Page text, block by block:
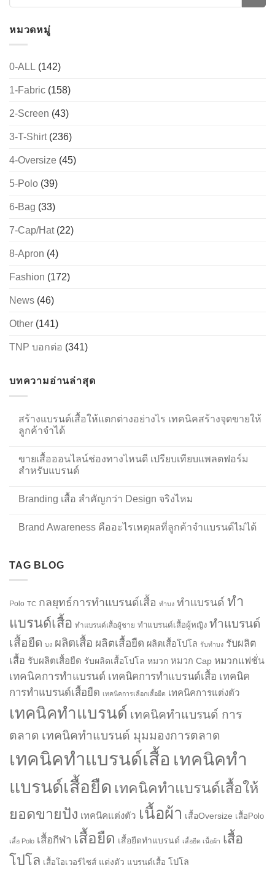
หมวดหมู่
0-ALL (142)
1-Fabric (158)
2-Screen (43)
3-T-Shirt(236)
4-Oversize (45)
5-Polo (39)
6-Bag (33)
7-Cap/Hat(22)
8-Apron (4)
Fashion (172)
News (46)
Other (141)
TNP บอกต่อ (341)
บทความอ่านล่าสุด
สร้างแบรนด์เสื้อให้แตกต่างอย่างไร เทคนิคสร้างจุดขายให้
ลูกค้าจำได้
ขายเสื้อออนไลน์ช่องทางไหนดี เปรียบเทียบแพลตฟอร์ม
สำหรับแบรนด์
Branding เสื้อ สำคัญกว่า Design จริงไหม
Brand Awareness คืออะไรเหตุผลที่ลูกค้าจำแบรนด์ไม่ได้
TAG BLOG
Polo TC กลยุทธ์การทำแบรนด์เสื้อ ทำบง ทำแบรนด์ ทำ
แบรนด์เสื้อ ทำแบรนด์เสื้อผู้ชาย ทำแบรนด์เสื้อผู้หญิง ทำแบรนด์
เสื้อยืด บง ผลิตเสื้อ ผลิตเสื้อยืด ผลิตเสื้อโปโล รับทำบง รับผลิต
เสื้อ รับผลิตเสื้อยืด รับผลิตเสื้อโปโล หมวก หมวก Cap หมวกแฟชั่น
เทคนิคการทำแบรนด์ เทคนิคการทำแบรนด์เสื้อ เทคนิค
การทำแบรนด์เสื้อยืด เทคนิคการเลือกเสื้อยืด เทคนิคการแต่งตัว
เทคนิคทำแบรนด์ เทคนิคทำแบรนด์ การ
ตลาด เทคนิคทำแบรนด์ มุมมองการตลาด
เทคนิคทำแบรนด์เสื้อ เทคนิคทำ
แบรนด์เสื้อยืด เทคนิคทำแบรนด์เสื้อให้
ยอดขายปัง เทคนิคแต่งตัว เนื้อผ้า เสื้อOversize เสื้อPolo
เสื้อ Polo เสื้อกีฬา เสื้อยืด เสื้อยืดทำแบรนด์ เสื้อยืด เนื้อผ้า เสื้อ
โปโล เสื้อโอเวอร์ไซส์ แต่งตัว แบรนด์เสื้อ โปโล